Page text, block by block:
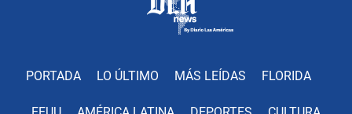
PORTADA LO ÚLTIMO MÁS LEÍDAS FLORIDA